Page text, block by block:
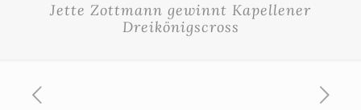
Jette Zottmann gewinnt Kapellener
Dreikönigscross